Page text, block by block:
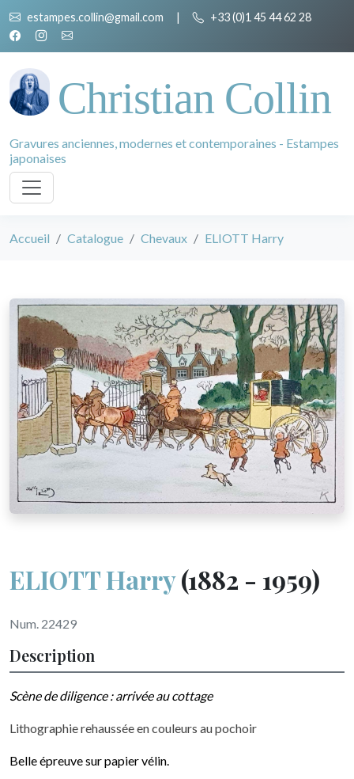
estampes.collin@gmail.com | +33 (0)1 45 44 62 28
Christian Collin
Gravures anciennes, modernes et contemporaines - Estampes
japonaises
Accueil Catalogue Chevaux ELIOTT Harry
ELIOTT Harry(1882 - 1959)
Num. 22429
Description
Scène de diligence : arrivée au cottage
Lithographie rehaussée en couleurs au pochoir
Belle épreuve sur papier vélin.